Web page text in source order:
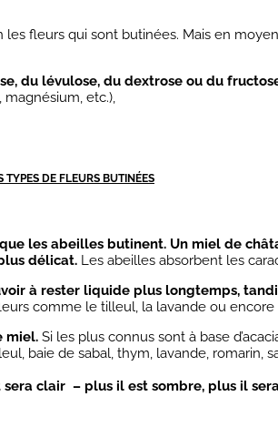
fleurs qui sont butinées. Mais en
du lévulose, du dextrose ou du
magnésium, etc.),
TYPES DE FLEURS BUTINÉES
les abeilles butinent. Un miel de
délicat. Les abeilles absorbent les
à rester liquide plus longtemps,
comme le tilleul, la lavande ou
miel. Si les plus connus sont à base
baie de sabal, thym, lavande,
clair – plus il est sombre, plus il